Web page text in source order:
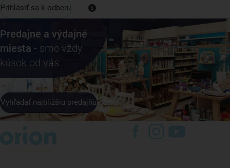
Prihlásiť sa k odberu
Predajne a výdajné
miesta - sme vždy
kúsok od vás
Vyhľadať najbližšiu predajňu